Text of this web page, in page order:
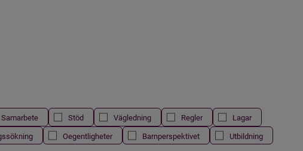
Samarbete Stöd Vägledning Regler
Lagar
Oegentligheter Barnperspektivet
Utbildning